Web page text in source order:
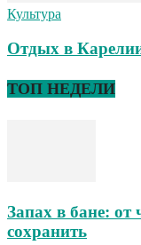
Культура
Отдых в
ТОП НЕДЕЛИ
Запах в бане: от
сохранить